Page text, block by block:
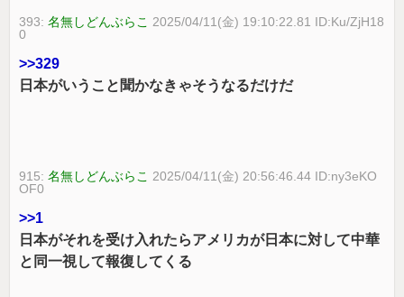
393:名無しどんぶらこ 2025/04/11(金) 19:10:22.81 ID:Ku/ZjH18
0
>>329
日本がいうこと聞かなきゃそうなるだけだ
915:名無しどんぶらこ 2025/04/11(金) 20:56:46.44 ID:ny3eKO
OF0
>>1
日本がそれを受け入れたらアメリカが日本に対して中華
と同一視して報復してくる